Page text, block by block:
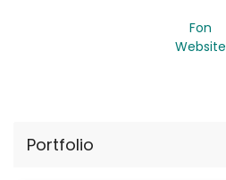
Fon
Website
Portfolio